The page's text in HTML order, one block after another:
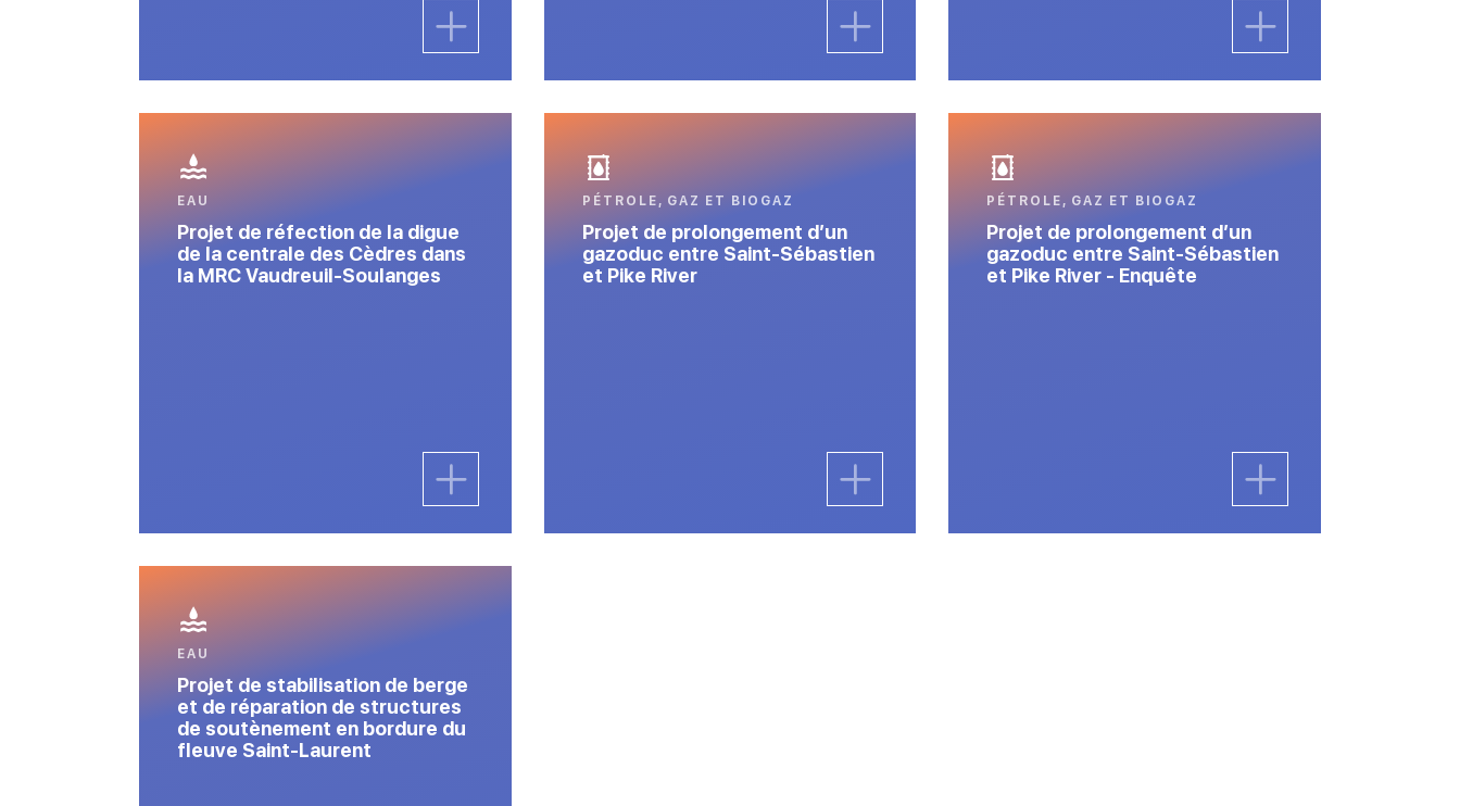
EAU
Projet de réfection de la digue
de la centrale des Cèdres dans
la MRC Vaudreuil-Soulanges
PÉTROLE, GAZ ET BIOGAZ
Projet de prolongement d’un
gazoduc entre Saint-Sébastien
et Pike River
PÉTROLE, GAZ ET BIOGAZ
Projet de prolongement d’un
gazoduc entre Saint-Sébastien
et Pike River - Enquête
EAU
Projet de stabilisation de berge
et de réparation de structures
de soutènement en bordure du
fleuve Saint-Laurent